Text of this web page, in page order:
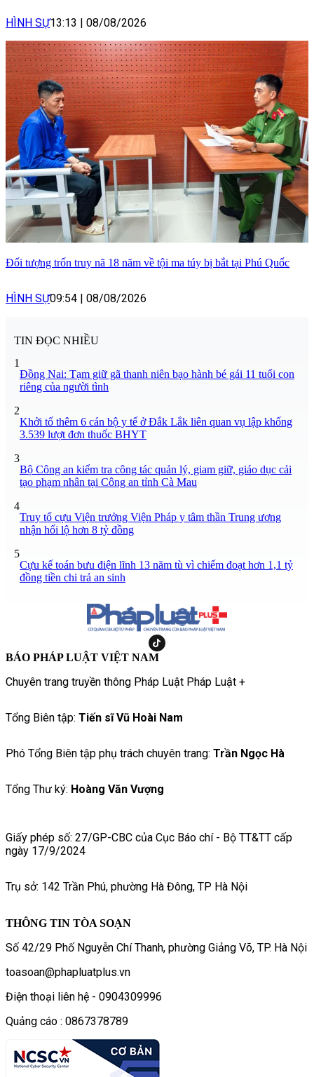
HÌNH SỰ13:13 | 08/08/2026
Đối tượng trốn truy nã 18 năm về tội ma túy bị bắt tại Phú Quốc
HÌNH SỰ09:54 | 08/08/2026
TIN ĐỌC NHIỀU
1
Đồng Nai: Tạm giữ gã thanh niên bạo hành bé gái 11 tuổi con
riêng của người tình
2
Khởi tố thêm 6 cán bộ y tế ở Đắk Lắk liên quan vụ lập khống
3.539 lượt đơn thuốc BHYT
3
Bộ Công an kiểm tra công tác quản lý, giam giữ, giáo dục cải
tạo phạm nhân tại Công an tỉnh Cà Mau
4
Truy tố cựu Viện trưởng Viện Pháp y tâm thần Trung ương
nhận hối lộ hơn 8 tỷ đồng
5
Cựu kế toán bưu điện lĩnh 13 năm tù vì chiếm đoạt hơn 1,1 tỷ
đồng tiền chi trả an sinh
BÁO PHÁP LUẬT VIỆT NAM
Chuyên trang truyền thông Pháp Luật Pháp Luật +
Tổng Biên tập: Tiến sĩ Vũ Hoài Nam
Phó Tổng Biên tập phụ trách chuyên trang: Trần Ngọc Hà
Tổng Thư ký: Hoàng Văn Vượng
Giấy phép số: 27/GP-CBC của Cục Báo chí - Bộ TT&TT cấp
ngày 17/9/2024
Trụ sở: 142 Trần Phú, phường Hà Đông, TP Hà Nội
THÔNG TIN TÒA SOẠN
Số 42/29 Phố Nguyễn Chí Thanh, phường Giảng Võ, TP. Hà Nội
toasoan@phapluatplus.vn
Điện thoại liên hệ - 0904309996
Quảng cáo : 0867378789